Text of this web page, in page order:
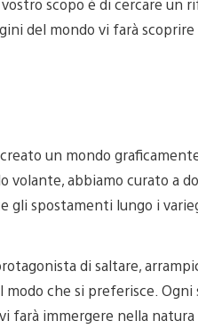
scopo è di cercare un
del mondo vi farà
un mondo
volante, abbiamo curato a
spostamenti lungo i
di saltare,
che si preferisce. Ogni
farà immergere nella